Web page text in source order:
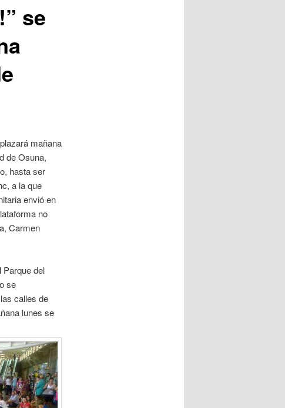
se
mañana
de Osuna,
hasta ser
a la que
envió en
no
Carmen
Parque del
se
calles de
lunes se